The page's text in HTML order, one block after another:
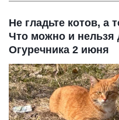
Не гладьте котов, а
Что можно и нельзя
Огуречника 2 июня